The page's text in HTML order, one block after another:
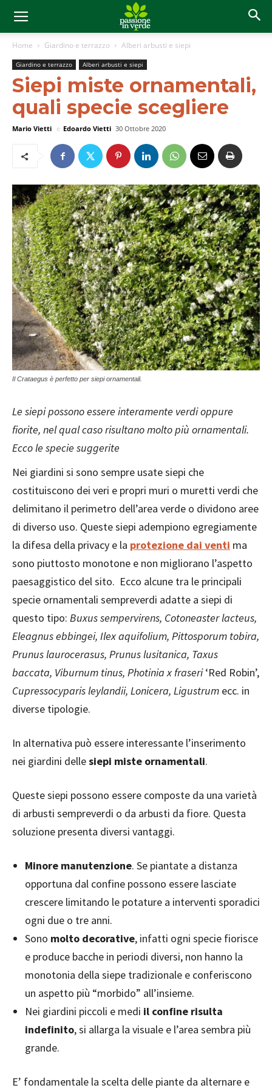
Home Giardino e terrazzo Alberi arbusti e siepi
Giardino e terrazzo Alberi arbusti e siepi
Siepi miste ornamentali,
quali specie scegliere
Mario Vietti e Edoardo Vietti 30 Ottobre 2020
Il Crataegus è perfetto per siepi ornamentali.
Le siepi possono essere interamente verdi oppure
fiorite, nel qual caso risultano molto più ornamentali.
Ecco le specie suggerite
Nei giardini si sono sempre usate siepi che
costituiscono dei veri e propri muri o muretti verdi che
delimitano il perimetro dell’area verde o dividono aree
di diverso uso. Queste siepi adempiono egregiamente
la difesa della privacy e la protezione dai venti ma
sono piuttosto monotone e non migliorano l’aspetto
paesaggistico del sito. Ecco alcune tra le principali
specie ornamentali sempreverdi adatte a siepi di
questo tipo: Buxus sempervirens, Cotoneaster lacteus,
Eleagnus ebbingei, Ilex aquifolium, Pittosporum tobira,
Prunus laurocerasus, Prunus lusitanica, Taxus
baccata, Viburnum tinus, Photinia x fraseri‘Red Robin’,
Cupressocyparis leylandii, Lonicera, Ligustrum ecc. in
diverse tipologie.
In alternativa può essere interessante l’inserimento
nei giardini dellesiepi miste ornamentali.
Queste siepi possono essere composte da una varietà
di arbusti sempreverdi o da arbusti da fiore. Questa
soluzione presenta diversi vantaggi.
Minore manutenzione. Se piantate a distanza
opportuna dal confine possono essere lasciate
crescere limitando le potature a interventi sporadici
ogni due o tre anni.
Sono molto decorative, infatti ogni specie fiorisce
e produce bacche in periodi diversi, non hanno la
monotonia della siepe tradizionale e conferiscono
un aspetto più “morbido” all’insieme.
Nei giardini piccoli e medi il confine risulta
indefinito, si allarga la visuale e l’area sembra più
grande.
E’ fondamentale la scelta delle piante da alternare e